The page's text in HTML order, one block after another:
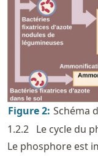
Figure2: Schéma
1.2.2 Le cycle du
Le phosphore est